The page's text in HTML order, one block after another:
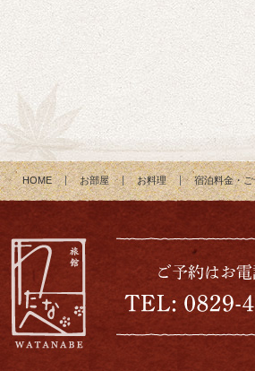
HOME お部屋 お料理 宿泊料金・ご